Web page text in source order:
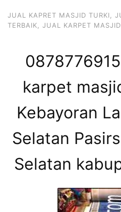
JUAL KAPRET MASJID TURKI
TERBAIK
JUAL KARPET MASJID
karpet
Kebayoran
Selatan
Selatan